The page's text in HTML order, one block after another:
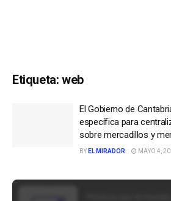
Etiqueta: web
El Gobierno de
específica para
sobre mercadillos y
BY EL MIRADOR MAYO 4,